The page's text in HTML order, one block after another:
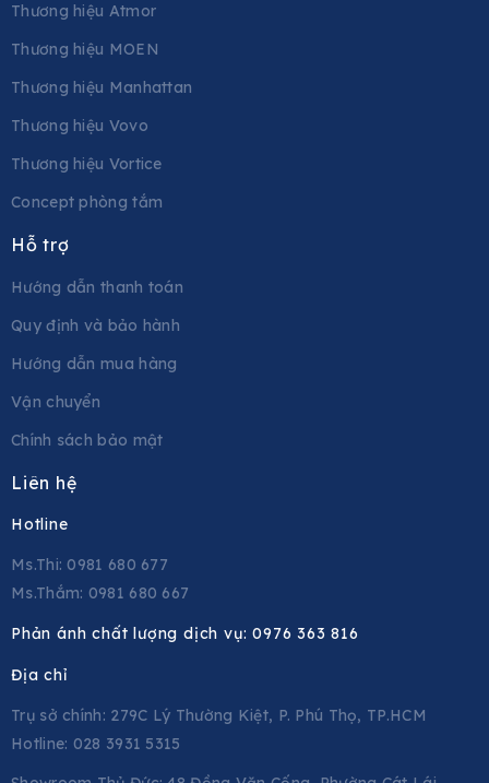
Thương hiệu Atmor
Thương hiệu MOEN
Thương hiệu Manhattan
Thương hiệu Vovo
Thương hiệu Vortice
Concept phòng tắm
Hỗ trợ
Hướng dẫn thanh toán
Quy định và bảo hành
Hướng dẫn mua hàng
Vận chuyển
Chính sách bảo mật
Liên hệ
Hotline
Ms.Thi: 0981 680 677
Ms.Thắm: 0981 680 667
Phản ánh chất lượng dịch vụ:0976 363 816
Địa chỉ
Trụ sở chính: 279C Lý Thường Kiệt, P. Phú Thọ, TP.HCM
Hotline: 028 3931 5315